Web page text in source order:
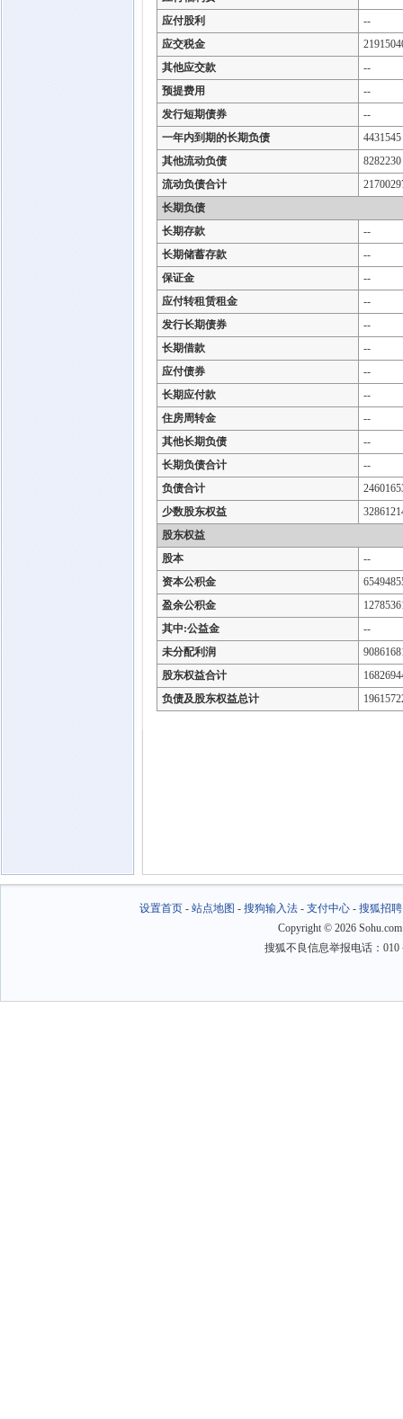
应付股利
--
应交税金
其他应交款
--
预提费用
--
发行短期债券
--
一年内到期的长期负债
4431545
其他流动负债
8282230
流动负债合计
长期负债
长期存款
--
长期储蓄存款
--
保证金
--
应付转租赁租金
--
发行长期债券
--
长期借款
--
应付债券
--
长期应付款
--
住房周转金
--
其他长期负债
--
长期负债合计
--
负债合计
少数股东权益
股东权益
股本
--
资本公积金
盈余公积金
其中:公益金
--
未分配利润
股东权益合计
负债及股东权益总计
设置首页- 站点地图 - 搜狗输入法- 支付中心- 搜狐招聘
Copyright © 2026
搜狐不良信息举报电话：010